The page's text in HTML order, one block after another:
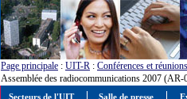
Page principale : UIT-R : Conférences et réunions
Assemblée des radiocommunications 2007 (AR-
Secteurs de l'UIT Salle de presse